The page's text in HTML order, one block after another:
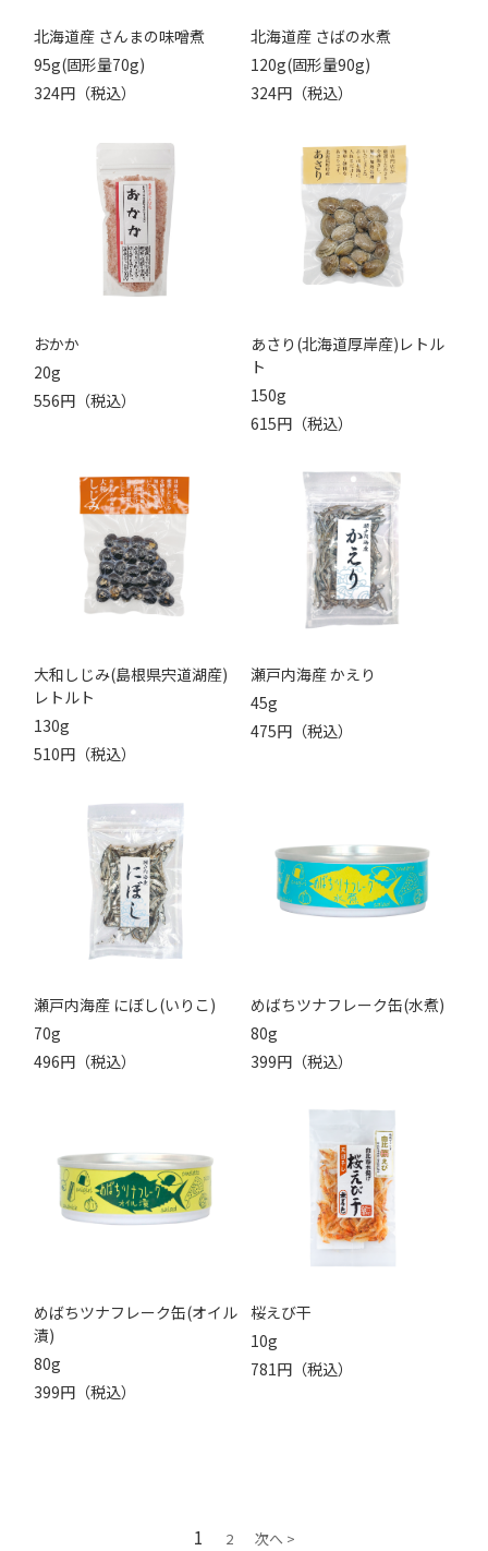
北海道産 さんまの味噌煮
95g(固形量70g)
324円（税込）
北海道産 さばの水煮
120g(固形量90g)
324円（税込）
おかか
20g
556円（税込）
あさり(北海道厚岸産)レトル
ト
150g
615円（税込）
大和しじみ(島根県宍道湖産)
レトルト
130g
510円（税込）
瀬戸内海産 かえり
45g
475円（税込）
瀬戸内海産 にぼし(いりこ)
70g
496円（税込）
めばちツナフレーク缶(水煮)
80g
399円（税込）
めばちツナフレーク缶(オイル
漬)
80g
399円（税込）
桜えび干
10g
781円（税込）
1 2 次へ >